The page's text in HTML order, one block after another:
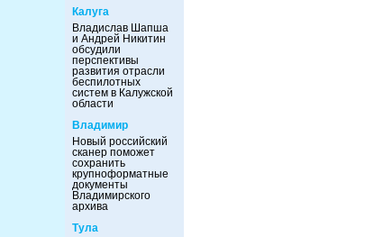
Калуга
Владислав Шапша
и Андрей Никитин
обсудили
перспективы
развития отрасли
беспилотных
систем в Калужской
области
Владимир
Новый российский
сканер поможет
сохранить
крупноформатные
документы
Владимирского
архива
Тула